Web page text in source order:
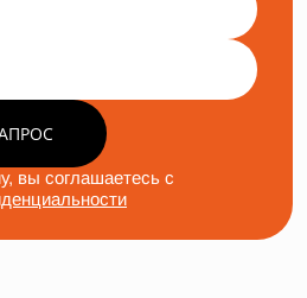
вы соглашаетесь с